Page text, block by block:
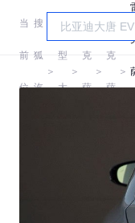
当
前
位
搜
狐
汽
＞
车
型
大
＞
雷
克
萨
＞
雷
克
萨
＞